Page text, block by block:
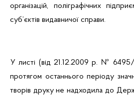
організацій, поліграфічних
суб’єктів видавничої справи.
У листі (від 21.12.2009 р. №
протягом останнього періоду
творів друку не надходила до